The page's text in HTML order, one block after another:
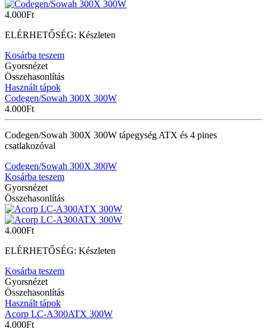
4.000Ft
ELÉRHETŐSÉG: Készleten
Kosárba teszem
Gyorsnézet
Összehasonlítás
Használt tápok
Codegen/Sowah 300X 300W
4.000Ft
Codegen/Sowah 300X 300W tápegység ATX és 4 pines
csatlakozóval
Codegen/Sowah 300X 300W
Kosárba teszem
Gyorsnézet
Összehasonlítás
4.000Ft
ELÉRHETŐSÉG: Készleten
Kosárba teszem
Gyorsnézet
Összehasonlítás
Használt tápok
Acorp LC-A300ATX 300W
4.000Ft